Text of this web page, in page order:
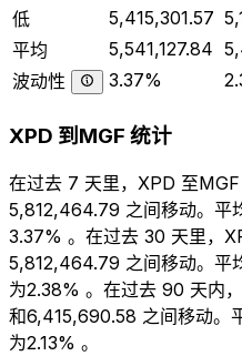
低
5,415,301.57
平均
5,541,127.84
波动性
3.37%
XPD 到MGF 统计
在过去 7 天里，XPD 至
5,812,464.79 之间移动。平
3.37% 。在过去 30 天里，
5,812,464.79 之间移动。平
为2.38% 。在过去 90 天内
和6,415,690.58 之间移动。
为2.13% 。